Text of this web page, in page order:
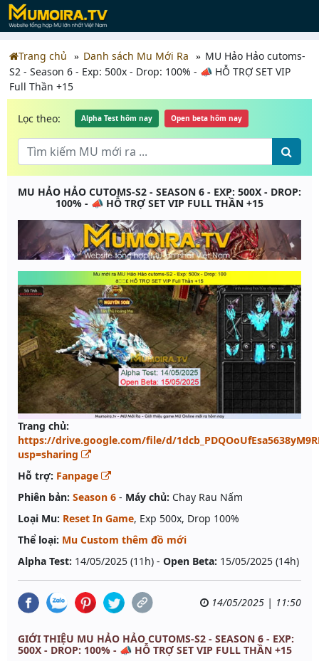
Trang chủ Danh sách Mu Mới Ra
MU Hảo Hảo cutoms-
S2 - Season 6 - Exp: 500x - Drop: 100% - 📣 HỖ TRỢ SET VIP
Full Thần +15
Lọc theo: Alpha Test hôm nay Open beta hôm nay
MU HẢO HẢO CUTOMS-S2 - SEASON 6 - EXP: 500X - DROP:
100% - 📣 HỖ TRỢ SET VIP FULL THẦN +15
Trang chủ:
https://drive.google.com/file/d/
usp=sharing
Hỗ trợ: Fanpage
Phiên bản: Season 6 - Máy chủ: Chay Rau Nấm
Loại Mu: Reset In Game, Exp 500x, Drop 100%
Thể loại: Mu Custom thêm đồ mới
Alpha Test: 14/05/2025 (11h) - Open Beta: 15/05/2025 (14h)
14/05/2025 | 11:50
GIỚI THIỆU MU HẢO HẢO CUTOMS-S2 - SEASON 6 - EXP:
500X - DROP: 100% - 📣 HỖ TRỢ SET VIP FULL THẦN +15